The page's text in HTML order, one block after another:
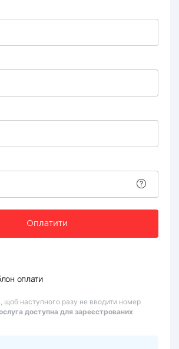
Оплатити
оплати
щоб наступного разу не вводити номер
доступна для зареєстрованих